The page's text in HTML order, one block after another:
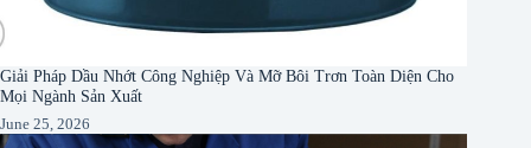
Giải Pháp Dầu Nhớt Công Nghiệp Và Mỡ Bôi Trơn Toàn Diện Cho
Mọi Ngành Sản Xuất
June 25, 2026